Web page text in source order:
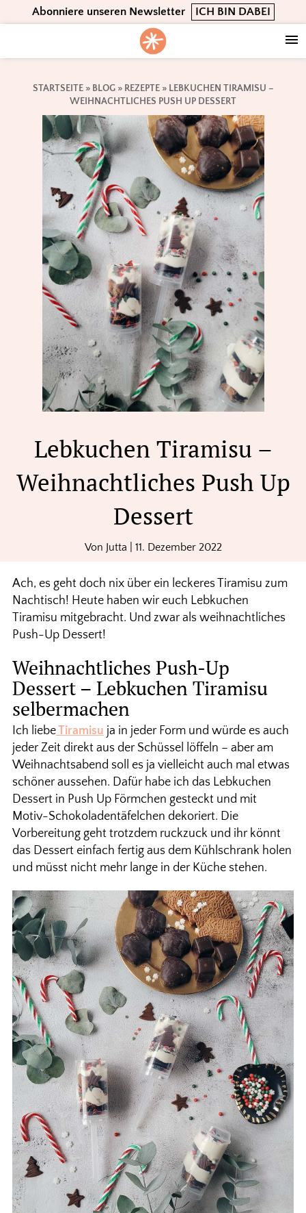
to
navigation
to
content
to
Abonniere unseren Newsletter ICH BIN DABEI
STARTSEITE» BLOG» REZEPTE» LEBKUCHEN TIRAMISU –
WEIHNACHTLICHES PUSH UP DESSERT
Lebkuchen Tiramisu –
Weihnachtliches Push Up
Dessert
Von Jutta 11. Dezember 2022
Ach, es geht doch nix über ein leckeres Tiramisu zum
Nachtisch! Heute haben wir euch Lebkuchen
Tiramisu mitgebracht. Und zwar als weihnachtliches
Push-Up Dessert!
Weihnachtliches Push-Up
Dessert – Lebkuchen Tiramisu
selbermachen
Ich liebeTiramisu ja in jeder Form und würde es auch
jeder Zeit direkt aus der Schüssel löffeln – aber am
Weihnachtsabend soll es ja vielleicht auch mal etwas
schöner aussehen. Dafür habe ich das Lebkuchen
Dessert in Push Up Förmchen gesteckt und mit
Motiv-Schokoladentäfelchen dekoriert. Die
Vorbereitung geht trotzdem ruckzuck und ihr könnt
das Dessert einfach fertig aus dem Kühlschrank holen
und müsst nicht mehr lange in der Küche stehen.